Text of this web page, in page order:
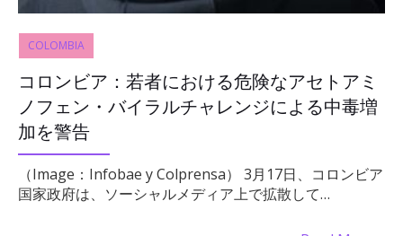
COLOMBIA
コロンビア：若者における危険なアセトアミ
ノフェン・バイラルチャレンジによる中毒増
加を警告
（Image：Infobae y Colprensa） 3月17日、コロンビア
国家政府は、ソーシャルメディア上で拡散して…